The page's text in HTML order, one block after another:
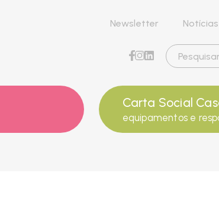
Newsletter Notícias
Carta Social
equipamentos e